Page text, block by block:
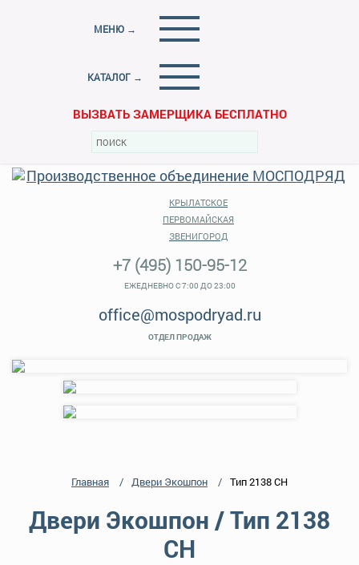
МЕНЮ →
КАТАЛОГ →
ВЫЗВАТЬ ЗАМЕРЩИКА БЕСПЛАТНО
КРЫЛАТСКОЕ
ПЕРВОМАЙСКАЯ
ЗВЕНИГОРОД
+7 (495) 150-95-12
ЕЖЕДНЕВНО С 7:00 ДО 23:00
office@mospodryad.ru
ОТДЕЛ ПРОДАЖ
Главная Двери Экошпон Тип 2138 СН
Двери Экошпон / Тип 2138
СН